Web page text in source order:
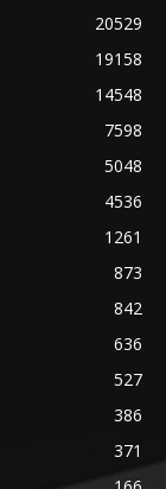
20529
19158
14548
7598
5048
4536
1261
873
842
636
527
386
371